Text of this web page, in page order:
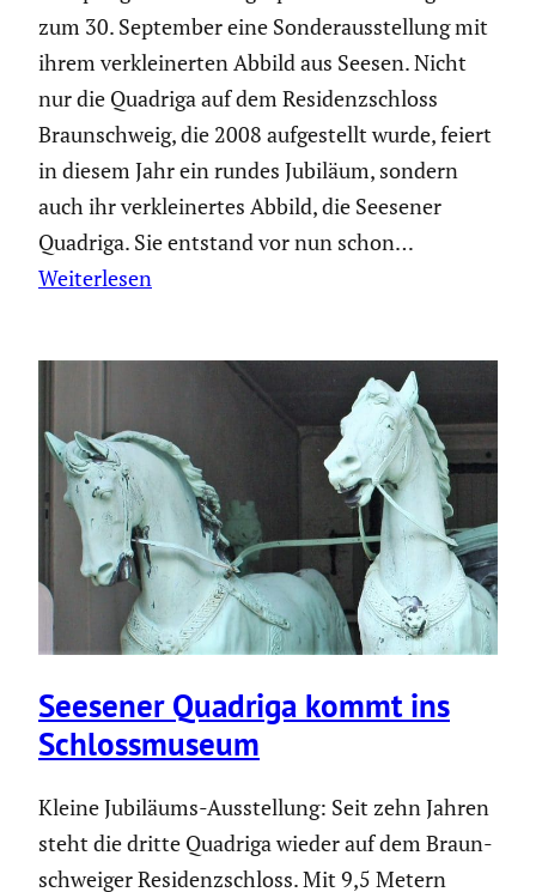
zum 30. September eine Sonder­aus­stel­lung mit
ihrem verklei­nerten Abbild aus Seesen. Nicht
nur die Quadriga auf dem Residenz­schloss
Braun­schweig, die 2008 aufge­stellt wurde, feiert
in diesem Jahr ein rundes Jubiläum, sondern
auch ihr verklei­nertes Abbild, die Seesener
Quadriga. Sie entstand vor nun schon…
Weiterlesen
Seesener Quadriga kommt ins
Schloss­mu­seum
Kleine Jubiläums-Ausstel­lung: Seit zehn Jahren
steht die dritte Quadriga wieder auf dem Braun­
schweiger Residenz­schloss. Mit 9,5 Metern